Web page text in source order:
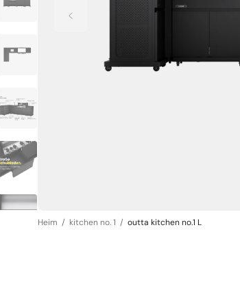
Heim kitchen no. 1 outta kitchen no.1 L